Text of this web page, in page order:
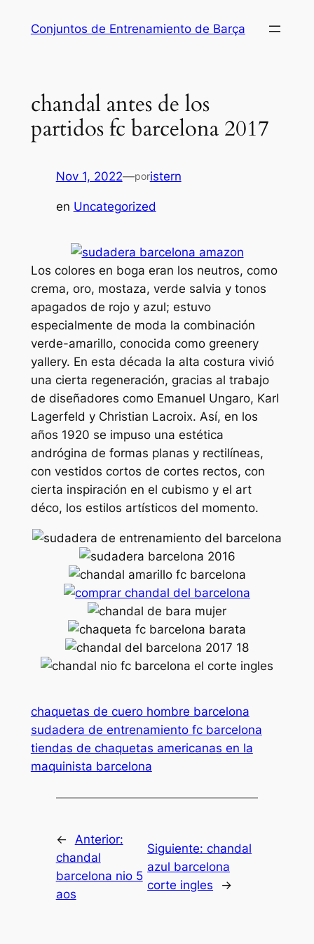
Conjuntos de Entrenamiento de Barça
chandal antes de los
partidos fc barcelona 2017
Nov 1, 2022—poristern
en Uncategorized
Los colores en boga eran los neutros, como
crema, oro, mostaza, verde salvia y tonos
apagados de rojo y azul; estuvo
especialmente de moda la combinación
verde-amarillo, conocida como greenery
yallery. En esta década la alta costura vivió
una cierta regeneración, gracias al trabajo
de diseñadores como Emanuel Ungaro, Karl
Lagerfeld y Christian Lacroix. Así, en los
años 1920 se impuso una estética
andrógina de formas planas y rectilíneas,
con vestidos cortos de cortes rectos, con
cierta inspiración en el cubismo y el art
déco, los estilos artísticos del momento.
chaquetas de cuero hombre barcelona
sudadera de entrenamiento fc barcelona
tiendas de chaquetas americanas en la
maquinista barcelona
←
Anterior:
chandal
barcelona nio 5
aos
Siguiente:chandal
azul barcelona
corte ingles
→